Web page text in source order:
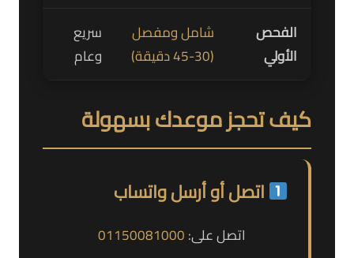
الفحص
الأولي
شامل ومفصل
(30-45 دقيقة)
سريع
وعام
كيف تحجز موعدك بسهولة
اتصل أو أرسل واتساب
اتصل على:01150081000